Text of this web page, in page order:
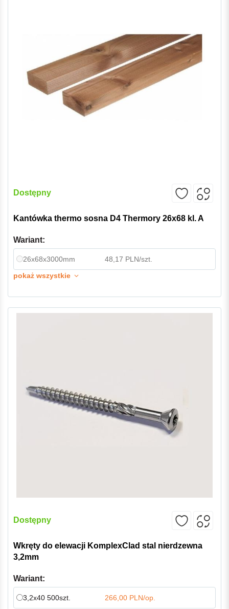
Dostępny
Kantówka thermo sosna D4 Thermory 26x68 kl. A
Wariant:
26x68x3000mm
48,17 PLN/szt.
pokaż wszystkie
Dostępny
Wkręty do elewacji KomplexClad stal nierdzewna
3,2mm
Wariant:
3,2x40 500szt.
266,00 PLN/op.